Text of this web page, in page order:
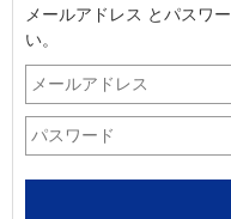
メールアドレス とパスワ
い。